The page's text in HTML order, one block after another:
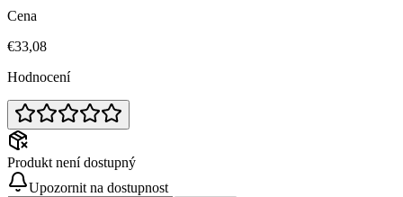
Cena
€33,08
Hodnocení
Produkt není dostupný
Upozornit na dostupnost